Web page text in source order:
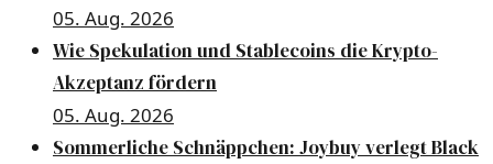
05. Aug. 2026
Wie Spekulation und Stablecoins die Krypto-
Akzeptanz fördern
05. Aug. 2026
Sommerliche Schnäppchen: Joybuy verlegt Black